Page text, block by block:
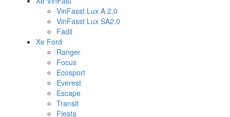
VinFasst Lux A 2.0
VinFasst Lux SA2.0
Fadil
Xe Ford
Ranger
Focus
Ecosport
Everest
Escape
Transit
Fiesta